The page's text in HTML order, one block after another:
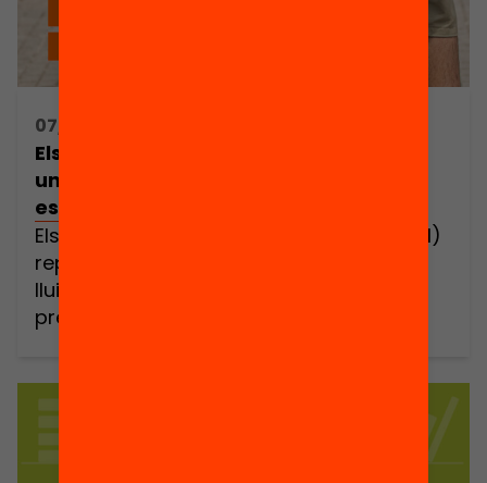
07/03/2024 10:30h - 13:00h
Els programes de Formació i Inserció:
una eina clau contra l’abandonament
escolar als municipis
Els Programes de Formació i Inserció (PFI)
representen una peça fonamental en la
lluita contra l’abandonament escolar
prematur (AEP) a Catalunya. Amb
estudis, aquests programes ofereixen
formació professionalitzadora i orientació
laboral a més de set mil joves, obrint les